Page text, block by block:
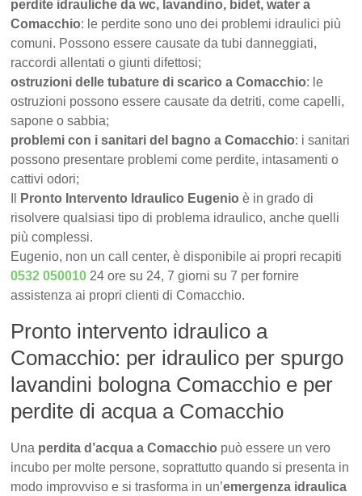
perdite idrauliche da wc, lavandino, bidet, water a
Comacchio: le perdite sono uno dei problemi idraulici più
comuni. Possono essere causate da tubi danneggiati,
raccordi allentati o giunti difettosi;
ostruzioni delle tubature di scarico a Comacchio: le
ostruzioni possono essere causate da detriti, come capelli,
sapone o sabbia;
problemi con i sanitari del bagno a Comacchio: i sanitari
possono presentare problemi come perdite, intasamenti o
cattivi odori;
Pronto Intervento Idraulico Eugenio è in grado di
risolvere qualsiasi tipo di problema idraulico, anche quelli
più complessi.
Eugenio, non un call center, è disponibile ai propri recapiti
0532 050010 24 ore su 24, 7 giorni su 7 per fornire
assistenza ai propri clienti di Comacchio.
Pronto intervento idraulico a
Comacchio: per idraulico per spurgo
lavandini bologna Comacchio e per
perdite di acqua a Comacchio
Una perdita d’acqua a Comacchio può essere un vero
incubo per molte persone, soprattutto quando si presenta in
modo improvviso e si trasforma in un’emergenza idraulica